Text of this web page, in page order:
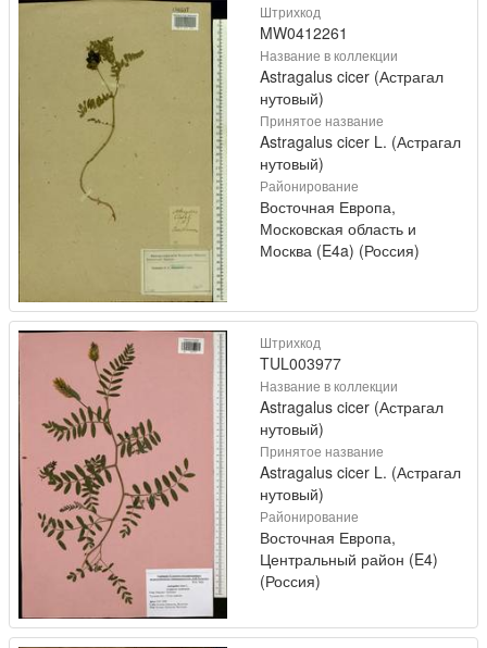
Штрихкод
MW0412261
Название в коллекции
Astragalus cicer (Астрагал
нутовый)
Принятое название
Astragalus cicer L. (Астрагал
нутовый)
Районирование
Восточная Европа,
Московская область и
Москва (E4a) (Россия)
Штрихкод
TUL003977
Название в коллекции
Astragalus cicer (Астрагал
нутовый)
Принятое название
Astragalus cicer L. (Астрагал
нутовый)
Районирование
Восточная Европа,
Центральный район (E4)
(Россия)